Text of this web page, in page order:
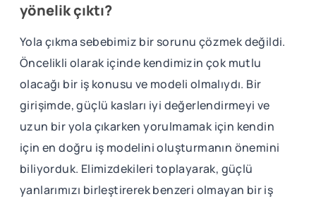
yönelik çıktı?
Yola çıkma sebebimiz bir sorunu çözmek değildi.
Öncelikli olarak içinde kendimizin çok mutlu
olacağı bir iş konusu ve modeli olmalıydı. Bir
girişimde, güçlü kasları iyi değerlendirmeyi ve
uzun bir yola çıkarken yorulmamak için kendin
için en doğru iş modelini oluşturmanın önemini
biliyorduk. Elimizdekileri toplayarak, güçlü
yanlarımızı birleştirerek benzeri olmayan bir iş